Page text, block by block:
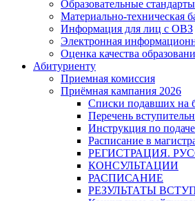
Образовательные стандарты
Материально-техническая
Информация для лиц с ОВЗ
Электронная
Оценка качества
Абитуриенту
Приемная комиссия
Приёмная кампания 2026
Списки подавших на
Перечень
Инструкция по
Расписание в
РЕГИСТРАЦИЯ.
КОНСУЛЬТАЦИИ
РАСПИСАНИЕ
РЕЗУЛЬТАТЫ